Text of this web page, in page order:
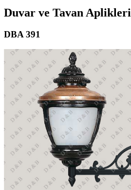
Duvar ve Tavan Aplikleri
DBA 391